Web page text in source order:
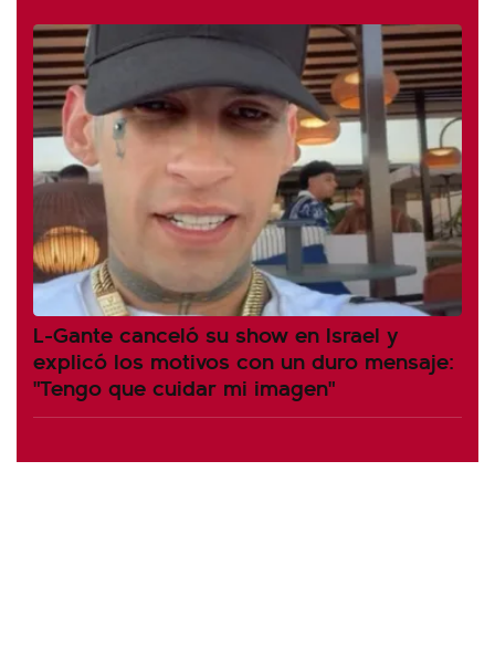
L-Gante canceló su show en Israel y
explicó los motivos con un duro mensaje:
"Tengo que cuidar mi imagen"